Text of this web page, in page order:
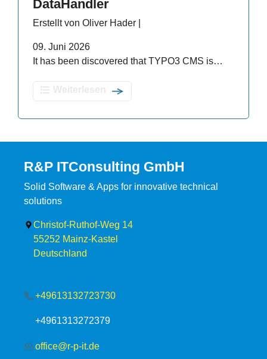
DataHandler
Erstellt von Oliver Hader |
09. Juni 2026
It has been discovered that TYPO3 CMS is…
R&P ITConsulting GmbH
Solid Software & Apps for innovative technical
solutions
Christof-Ruthof-Weg 14
55252 Mainz-Kastel
Deutschland
+49613132723730
+4961313272379
office@r-p-it.de